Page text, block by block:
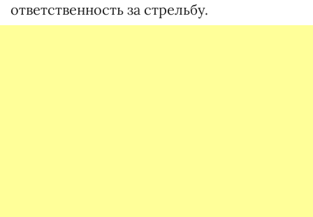
ответственность за стрельбу.